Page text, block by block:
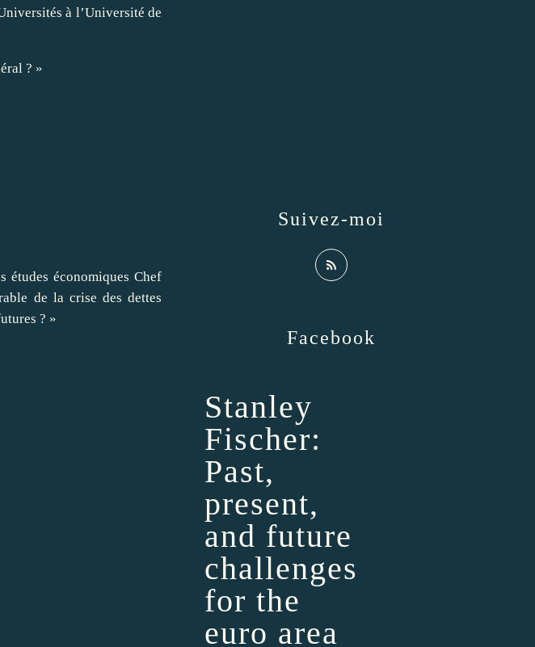
à l’Université de
? »
études économiques Chef
de la crise des dettes
? »
Suivez-moi
Facebook
Stanley
Fischer:
Past,
present,
and future
challenges
for the
euro area